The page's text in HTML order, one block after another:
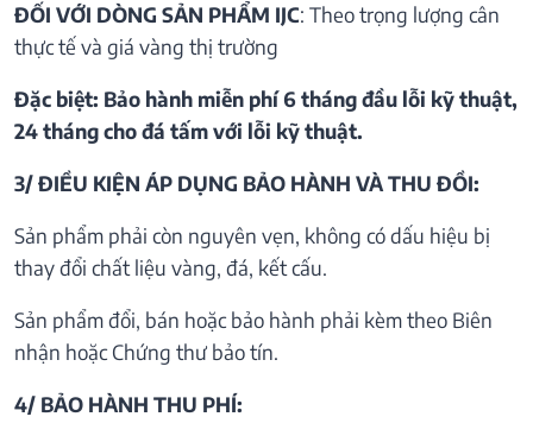
ĐỐI VỚI DÒNG SẢN PHẨM IJC: Theo trọng lượng cân
thực tế và giá vàng thị trường
Đặc biệt: Bảo hành miễn phí 6 tháng đầu lỗi kỹ thuật,
24 tháng cho đá tấm với lỗi kỹ thuật.
3/ ĐIỀU KIỆN ÁP DỤNG BẢO HÀNH VÀ THU ĐỒI:
Sản phẩm phải còn nguyên vẹn, không có dấu hiệu bị
thay đổi chất liệu vàng, đá, kết cấu.
Sản phẩm đổi, bán hoặc bảo hành phải kèm theo Biên
nhận hoặc Chứng thư bảo tín.
4/ BẢO HÀNH THU PHÍ: